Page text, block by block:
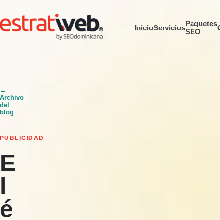
InicioServiciosPaquetes
SEO
←
Archivo
del
blog
PUBLICIDAD
E
l
é